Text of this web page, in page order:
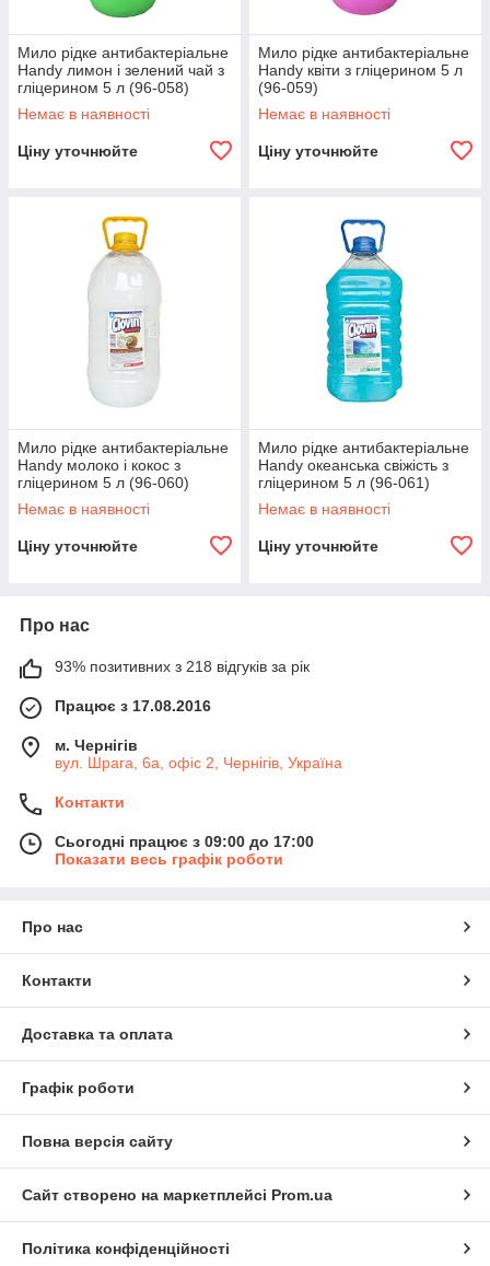
Мило рідке антибактеріальне
Handy лимон і зелений чай з
гліцерином 5 л (96-058)
Немає в наявності
Ціну уточнюйте
Мило рідке антибактеріальне
Handy квіти з гліцерином 5 л
(96-059)
Немає в наявності
Ціну уточнюйте
Мило рідке антибактеріальне
Handy молоко і кокос з
гліцерином 5 л (96-060)
Немає в наявності
Ціну уточнюйте
Мило рідке антибактеріальне
Handy океанська свіжість з
гліцерином 5 л (96-061)
Немає в наявності
Ціну уточнюйте
Про нас
93% позитивних з 218 відгуків за рік
Працює з 17.08.2016
м. Чернігів
вул. Шрага, 6а, офіс 2, Чернігів, Україна
Контакти
Сьогодні працює з 09:00 до 17:00
Показати весь графік роботи
Про нас
Контакти
Доставка та оплата
Графік роботи
Повна версія сайту
Сайт створено на маркетплейсі Prom.ua
Політика конфіденційності